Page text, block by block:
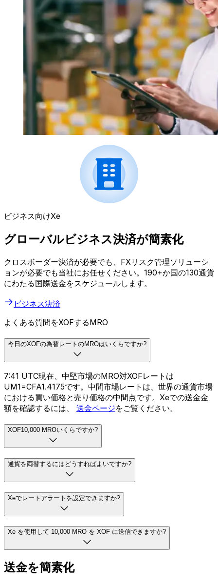
ビジネス向けXe
グローバルビジネス決済が簡素化
クロスボーダー決済が必要でも、FXリスク管理ソリューシ
ョンが必要でも当社にお任せください。190+か国の130通貨
にわたる国際送金をスケジュールします。
ビジネス決済
よくある質問をXOFするMRO
今日のXOFの為替レートのMROはいくらですか?
7:41 UTC現在、中堅市場のMRO対XOFレートは
UM1=CFA1.4175です。中間市場レートは、世界の通貨市場
における買い価格と売り価格の中間点です。Xeでの送金金
額を確認するには、 送金ページをご覧ください。
XOF10,000 MROいくらですか?
通貨を両替するにはどうすればよいですか?
Xeでレートアラートを設定できますか?
Xe を使用して 10,000 MRO を XOF に送信できますか?
送金を簡素化